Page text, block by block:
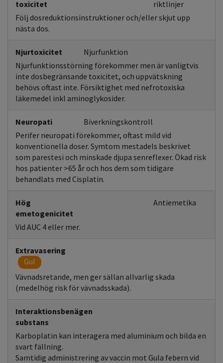
toxicitet
riktlinjer
Följ dosreduktionsinstruktioner och/eller skjut upp
nästa dos.
Njurtoxicitet
Njurfunktion
Njurfunktionsstörning förekommer men är vanligtvis
inte dosbegränsande toxicitet, och uppvätskning
behövs oftast inte. Försiktighet med nefrotoxiska
läkemedel inkl aminoglykosider.
Neuropati
Biverkningskontroll
Perifer neuropati förekommer, oftast mild vid
konventionella doser. Symtom mestadels beskrivet
som parestesi och minskade djupa senreflexer. Ökad risk
hos patienter >65 år och hos dem som tidigare
behandlats med Cisplatin.
Hög
emetogenicitet
Antiemetika
Vid AUC 4 eller mer.
Extravasering
Gul
Vävnadsretande, men ger sällan allvarlig skada
(medelhög risk för vävnadsskada).
Interaktionsbenägen
substans
Karboplatin kan interagera med aluminium och bilda en
svart fällning.
Samtidig administrering av vaccin mot Gula febern vid